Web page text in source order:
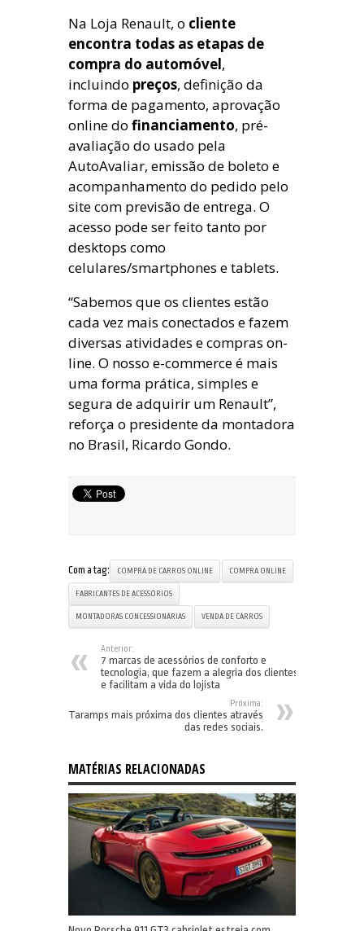
Na Loja Renault, o cliente
encontra todas as etapas de
compra do automóvel,
incluindo preços, definição da
forma de pagamento, aprovação
online do financiamento, pré-
avaliação do usado pela
AutoAvaliar, emissão de boleto e
acompanhamento do pedido pelo
site com previsão de entrega. O
acesso pode ser feito tanto por
desktops como
celulares/smartphones e tablets.
“Sabemos que os clientes estão
cada vez mais conectados e fazem
diversas atividades e compras on-
line. O nosso e-commerce é mais
uma forma prática, simples e
segura de adquirir um Renault”,
reforça o presidente da montadora
no Brasil, Ricardo Gondo.
Com a tag: COMPRA DE CARROS ONLINE COMPRA ONLINE
FABRICANTES DE ACESSÓRIOS
MONTADORAS CONCESSIONÁRIAS VENDA DE CARROS
Anterior:
7 marcas de acessórios de conforto e
tecnologia, que fazem a alegria dos clientes
e facilitam a vida do lojista
Próxima:
Taramps mais próxima dos clientes através
das redes sociais.
MATÉRIAS RELACIONADAS